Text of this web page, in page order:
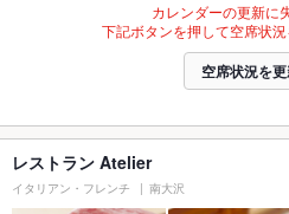
カレンダーの更新に
下記ボタンを押して空席状況
空席状況を
レストラン Atelier
イタリアン・フレンチ 南大沢